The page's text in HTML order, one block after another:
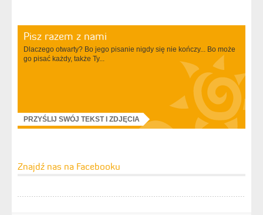
Pisz razem z nami
Dlaczego otwarty? Bo jego pisanie nigdy się nie kończy... Bo może
go pisać każdy, także Ty...
PRZYŚLIJ SWÓJ TEKST I ZDJĘCIA
Znajdź nas na Facebooku